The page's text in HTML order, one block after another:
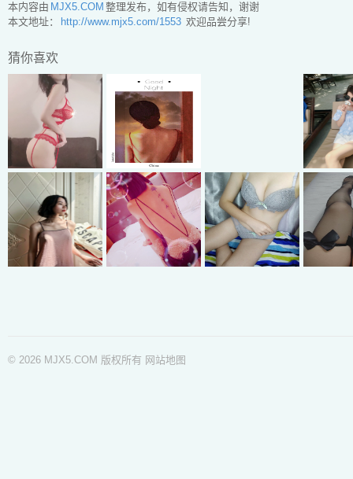
本内容由 MJX5.COM 整理发布，如有侵权请告知，谢谢
本文地址：
http://www.mjx5.com/1553 欢迎品尝分享!
猜你喜欢
© 2026 MJX5.COM 版权所有 网站地图